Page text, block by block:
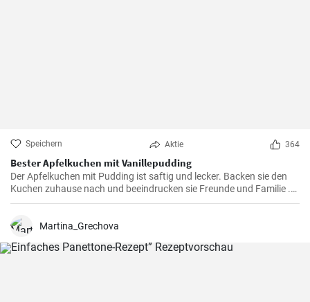
Speichern Aktie 364
Bester Apfelkuchen mit Vanillepudding
Der Apfelkuchen mit Pudding ist saftig und lecker. Backen sie den
Kuchen zuhause nach und beeindrucken sie Freunde und Familie .
Passend zur Herbstzeit in der Apfelernte.
Martina_Grechova